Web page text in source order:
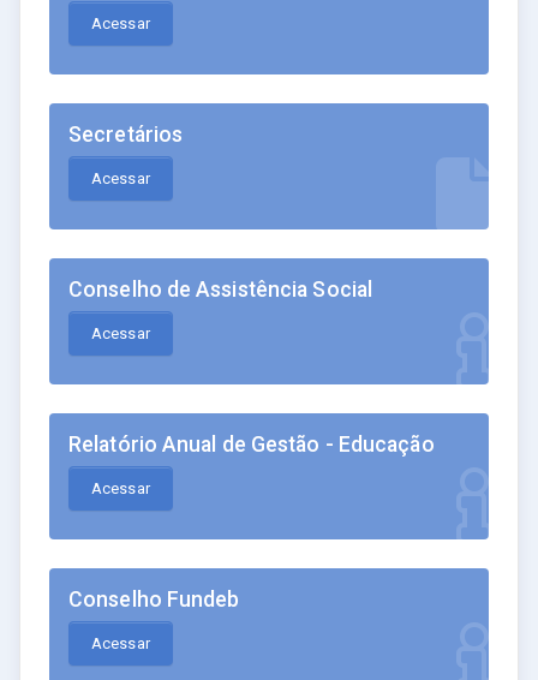
Acessar
Secretários
Acessar
Conselho de Assistência Social
Acessar
Relatório Anual de Gestão - Educação
Acessar
Conselho Fundeb
Acessar